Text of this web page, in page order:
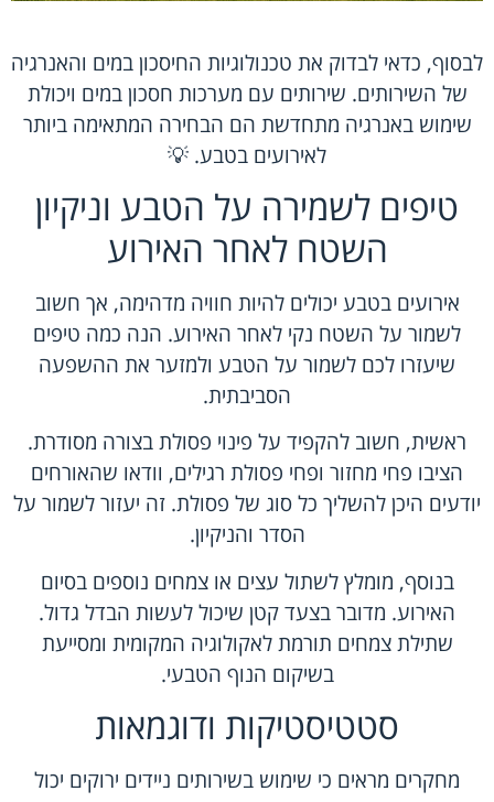
לבסוף, כדאי לבדוק את טכנולוגיות החיסכון במים והאנרגיה
של השירותים. שירותים עם מערכות חסכון במים ויכולת
שימוש באנרגיה מתחדשת הם הבחירה המתאימה ביותר
לאירועים בטבע. 💡
טיפים לשמירה על הטבע וניקיון
השטח לאחר האירוע
אירועים בטבע יכולים להיות חוויה מדהימה, אך חשוב
לשמור על השטח נקי לאחר האירוע. הנה כמה טיפים
שיעזרו לכם לשמור על הטבע ולמזער את ההשפעה
הסביבתית.
ראשית, חשוב להקפיד על פינוי פסולת בצורה מסודרת.
הציבו פחי מחזור ופחי פסולת רגילים, וודאו שהאורחים
יודעים היכן להשליך כל סוג של פסולת. זה יעזור לשמור על
הסדר והניקיון.
בנוסף, מומלץ לשתול עצים או צמחים נוספים בסיום
האירוע. מדובר בצעד קטן שיכול לעשות הבדל גדול.
שתילת צמחים תורמת לאקולוגיה המקומית ומסייעת
בשיקום הנוף הטבעי.
סטטיסטיקות ודוגמאות
מחקרים מראים כי שימוש בשירותים ניידים ירוקים יכול